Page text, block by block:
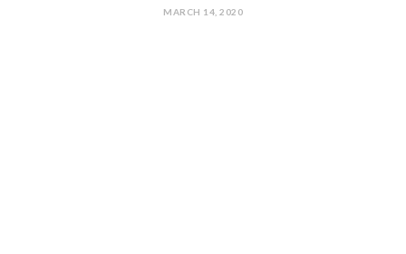
MARCH 14, 2020